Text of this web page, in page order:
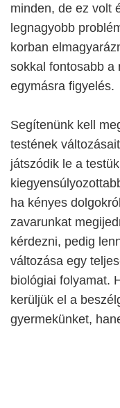
minden, de ez volt
legnagyobb
korban
sokkal fontosabb a
egymásra figyelés.
Segítenünk kell
testének
játszódik le a
ha kényes
zavarunkat
kérdezni, pedig
változása egy
biológiai folyamat.
kerüljük el a
gyermekünket,